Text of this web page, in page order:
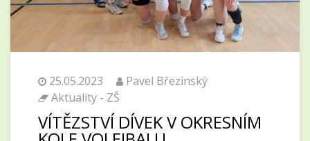
25.05.2023
Pavel Březinský
Aktuality - ZŠ
VÍTĚZSTVÍ DÍVEK V OKRESNÍM